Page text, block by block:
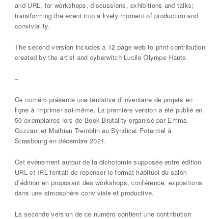
and URL, for workshops, discussions, exhibitions and talks;
transforming the event into a lively moment of production and
conviviality.
The second version includes a 12 page web to print contribution
created by the artist and cyberwitch Lucile Olympe Haute.
–
Ce numéro présente une tentative d’inventaire de projets en
ligne à imprimer soi-même. La première version a été publié en
50 exemplaires lors de Book Brutality organisé par Emma
Cozzani et Mathieu Tremblin au Syndicat Potentiel à
Strasbourg en décembre 2021.
Cet évènement autour de la dichotomie supposée entre édition
URL et IRL tentait de repenser le format habituel du salon
d’édition en proposant des workshops, conférence, expositions
dans une atmosphère conviviale et productive.
La seconde version de ce numéro contient une contribution